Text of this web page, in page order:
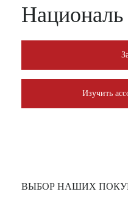
Изучить
ВЫБОР НАШИХ